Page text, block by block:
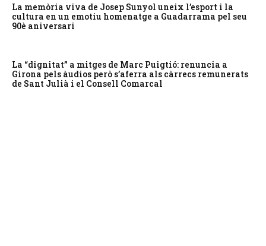
La memòria viva de Josep Sunyol uneix l’esport i la
cultura en un emotiu homenatge a Guadarrama pel seu
90è aniversari
La “dignitat” a mitges de Marc Puigtió: renuncia a
Girona pels àudios però s’aferra als càrrecs remunerats
de Sant Julià i el Consell Comarcal